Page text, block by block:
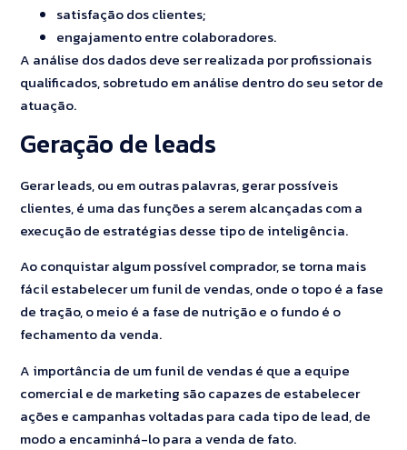
satisfação dos clientes;
engajamento entre colaboradores.
A análise dos dados deve ser realizada por profissionais
qualificados, sobretudo em análise dentro do seu setor de
atuação.
Geração de leads
Gerar leads, ou em outras palavras, gerar possíveis
clientes, é uma das funções a serem alcançadas com a
execução de estratégias desse tipo de inteligência.
Ao conquistar algum possível comprador, se torna mais
fácil estabelecer um funil de vendas, onde o topo é a fase
de tração, o meio é a fase de nutrição e o fundo é o
fechamento da venda.
A importância de um funil de vendas é que a equipe
comercial e de marketing são capazes de estabelecer
ações e campanhas voltadas para cada tipo de lead, de
modo a encaminhá-lo para a venda de fato.